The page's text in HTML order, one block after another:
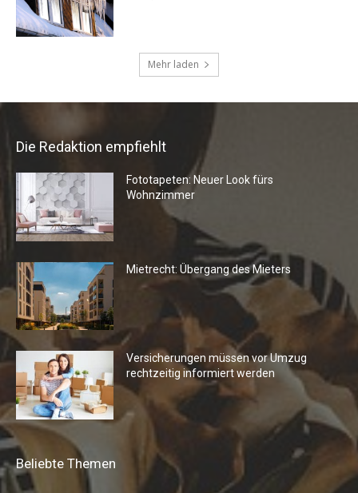
Die Redaktion empfiehlt
Fototapeten: Neuer Look fürs
Wohnzimmer
Mietrecht: Übergang des Mieters
Versicherungen müssen vor Umzug
rechtzeitig informiert werden
Beliebte Themen